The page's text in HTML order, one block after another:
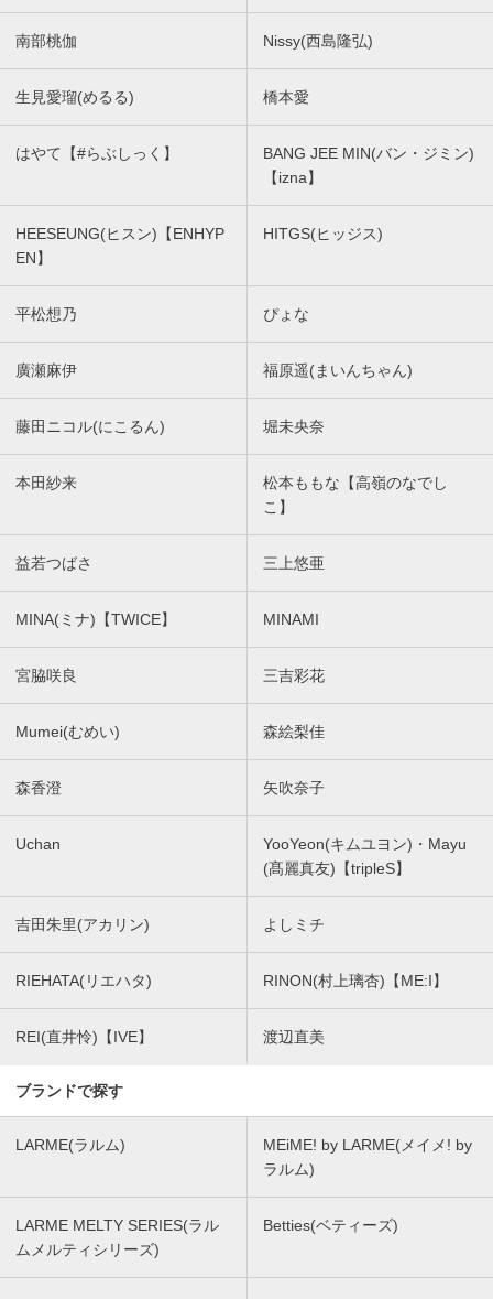
南部桃伽 Nissy(西島隆弘)
生見愛瑠(めるる) 橋本愛
はやて【#らぶしっく】
BANG JEE MIN(バン・ジミン)
【izna】
HEESEUNG(ヒスン)【ENHYP
EN】
HITGS(ヒッジス)
平松想乃 ぴょな
廣瀬麻伊 福原遥(まいんちゃん)
藤田ニコル(にこるん) 堀未央奈
本田紗来
松本ももな【高嶺のなでし
こ】
益若つばさ 三上悠亜
MINA(ミナ)【TWICE】 MINAMI
宮脇咲良 三吉彩花
Mumei(むめい) 森絵梨佳
森香澄 矢吹奈子
Uchan
YooYeon(キムユヨン)・Mayu
(髙麗真友)【tripleS】
吉田朱里(アカリン) よしミチ
RIEHATA(リエハタ) RINON(村上璃杏)【ME:I】
REI(直井怜)【IVE】 渡辺直美
ブランドで探す
LARME(ラルム)
MEiME! by LARME(メイメ! by
ラルム)
LARME MELTY SERIES(ラル
ムメルティシリーズ)
Betties(ベティーズ)